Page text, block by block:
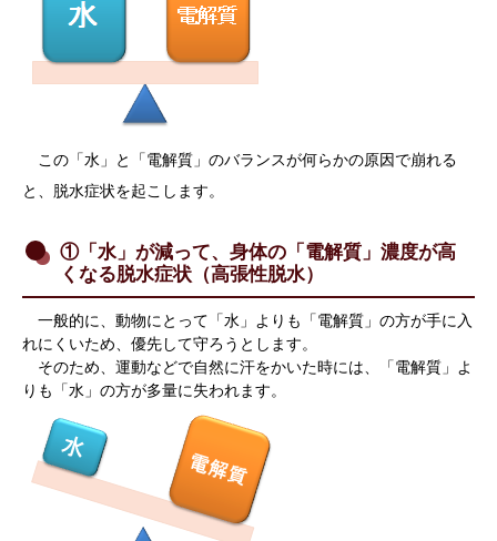
この「水」と「電解質」のバランスが何らかの原因で崩れる
と、脱水症状を起こします。
①「水」が減って、身体の「電解質」濃度が高
くなる脱水症状（高張性脱水）
一般的に、動物にとって「水」よりも「電解質」の方が手に入
れにくいため、優先して守ろうとします。
そのため、運動などで自然に汗をかいた時には、「電解質」よ
りも「水」の方が多量に失われます。